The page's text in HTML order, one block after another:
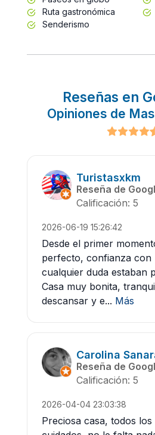
Ruta gastronómica
Senderismo
Reseñas en
Opiniones de
Turistasxkm
Reseña de
Calificación: 5
2026-06-19 15:26:42
Desde el primer
perfecto, confianza con
cualquier duda estaban
Casa muy bonita,
descansar y e... Más
Carolina
Reseña de
Calificación: 5
2026-04-04 23:03:38
Preciosa casa, todos los